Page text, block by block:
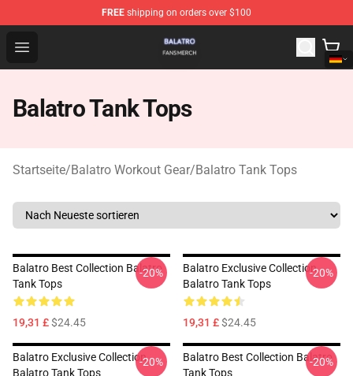
FREE shipping on orders over $100
Open menu
Balatro Shop - Official Balatro Merchandise Store
Balatro Tank Tops
Startseite/Balatro Workout Gear/Balatro Tank Tops
Balatro Best Collection Balatro
Tank Tops
19,31 £$24.45
-20%
Balatro Exclusive Collection
Balatro Tank Tops
19,31 £$24.45
-20%
Balatro Exclusive Collection
Balatro Tank Tops
-20%
Balatro Best Collection Balatro
Tank Tops
-20%